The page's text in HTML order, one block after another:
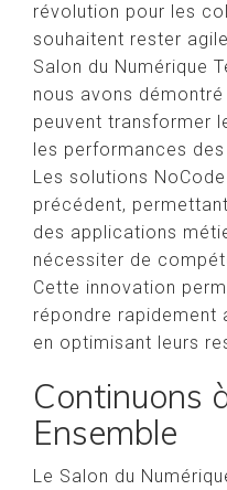
révolution pour les
souhaitent rester
Salon du Numérique
nous avons
peuvent transformer
les performances
Les solutions
précédent,
des applications
nécessiter de
Cette innovation
répondre rapidement
en optimisant leurs
Continuons
Ensemble
Le Salon du